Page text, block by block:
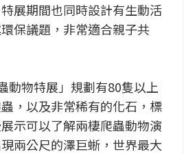
展期間也同時設計有生動活
保議題，非常適合親子共
動物特展」規劃有80隻以上
，以及非常稀有的化石，標
示可以了解兩棲爬蟲動物演
兩公尺的澤巨蜥，世界最大